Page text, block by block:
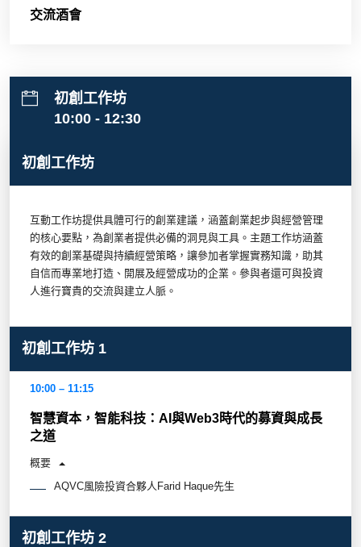
交流酒會
初創工作坊
10:00 - 12:30
初創工作坊
互動工作坊提供具體可行的創業建議，涵蓋創業起步與經營管理
的核心要點，為創業者提供必備的洞見與工具。主題工作坊涵蓋
有效的創業基礎與持續經營策略，讓參加者掌握實務知識，助其
自信而專業地打造、開展及經營成功的企業。參與者還可與投資
人進行寶貴的交流與建立人脈。
初創工作坊 1
10:00 – 11:15
智慧資本，智能科技：AI與Web3時代的募資與成長
之道
概要
AQVC風險投資合夥人Farid Haque先生
初創工作坊 2